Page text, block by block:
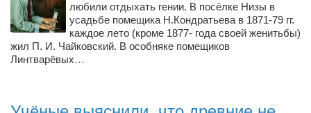
Guitarproduction Studio
Писатели
Поэты
любили отдыхать гении. В посёлке Низы в
усадьбе помещика Н.Кондратьева в 1871-79 гг.
каждое лето (кроме 1877- года своей женитьбы)
жил П. И. Чайковский. В особняке помещиков
Линтварёвых…